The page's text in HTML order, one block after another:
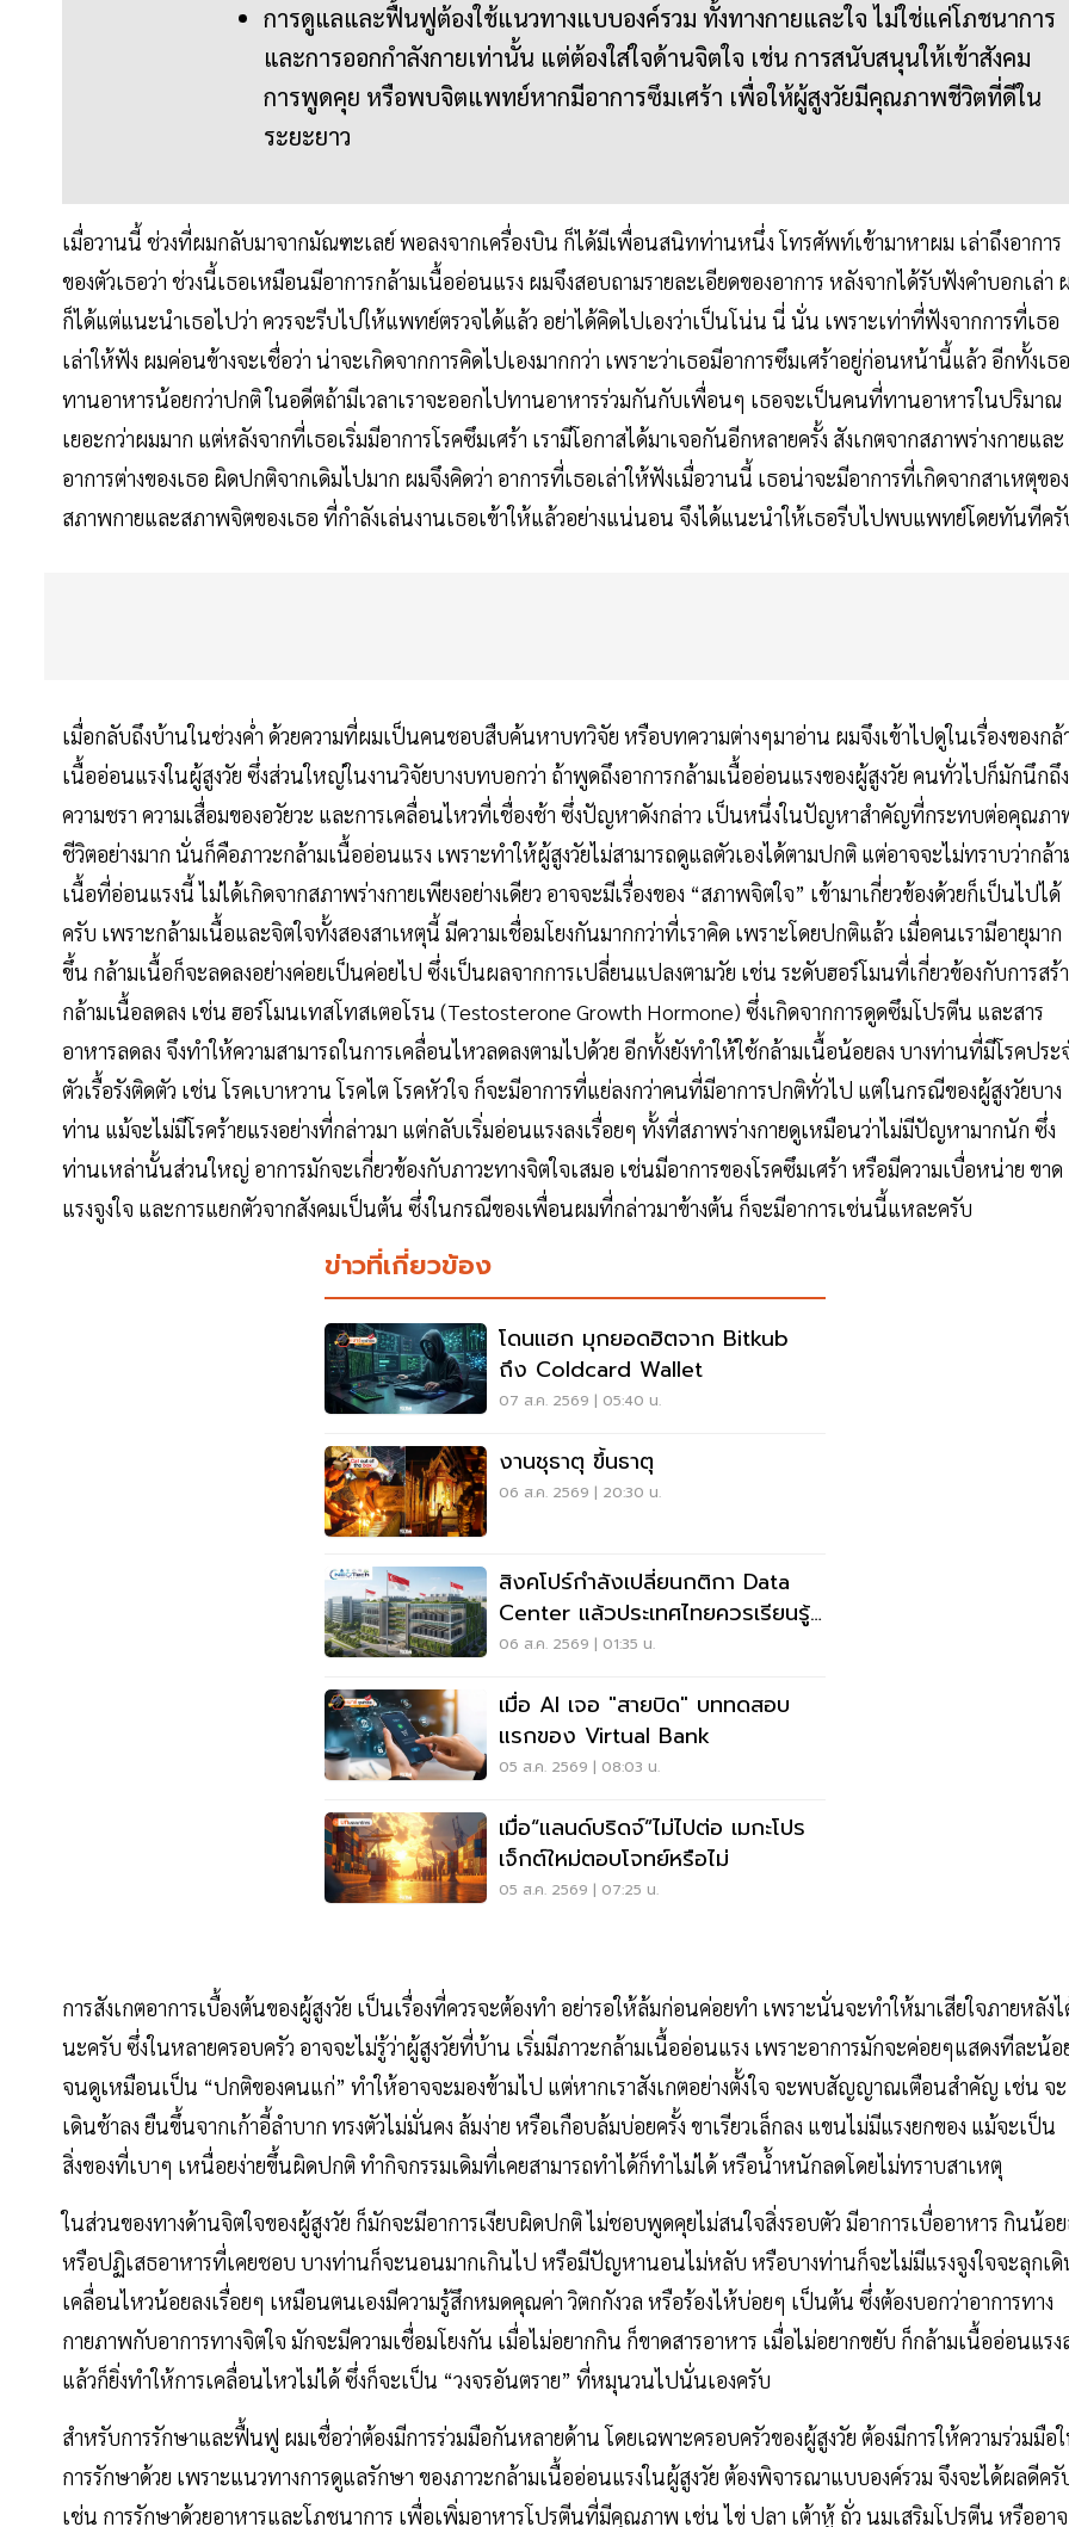
การดูแลและฟื้นฟูต้องใช้แนวทางแบบองค์รวม ทั้งทางกายและใจ ไม่ใช่แค่โภชนาการ
และการออกกำลังกายเท่านั้น แต่ต้องใส่ใจด้านจิตใจ เช่น การสนับสนุนให้เข้าสังคม
การพูดคุย หรือพบจิตแพทย์หากมีอาการซึมเศร้า เพื่อให้ผู้สูงวัยมีคุณภาพชีวิตที่ดีใน
ระยะยาว
เมื่อวานนี้ ช่วงที่ผมกลับมาจากมัณฑะเลย์ พอลงจากเครื่องบิน ก็ได้มีเพื่อนสนิทท่านหนึ่ง โทรศัพท์เข้ามาหาผม เล่าถึงอาการ
ของตัวเธอว่า ช่วงนี้เธอเหมือนมีอาการกล้ามเนื้ออ่อนแรง ผมจึงสอบถามรายละเอียดของอาการ หลังจากได้รับฟังคำบอกเล่า
ก็ได้แต่แนะนำเธอไปว่า ควรจะรีบไปให้แพทย์ตรวจได้แล้ว อย่าได้คิดไปเองว่าเป็นโน่น นี่ นั่น เพราะเท่าที่ฟังจากการที่เธอ
เล่าให้ฟัง ผมค่อนข้างจะเชื่อว่า น่าจะเกิดจากการคิดไปเองมากกว่า เพราะว่าเธอมีอาการซึมเศร้าอยู่ก่อนหน้านี้แล้ว อีกทั้งเธอ
ทานอาหารน้อยกว่าปกติ ในอดีตถ้ามีเวลาเราจะออกไปทานอาหารร่วมกันกับเพื่อนๆ เธอจะเป็นคนที่ทานอาหารในปริมาณ
เยอะกว่าผมมาก แต่หลังจากที่เธอเริ่มมีอาการโรคซึมเศร้า เรามีโอกาสได้มาเจอกันอีกหลายครั้ง สังเกตจากสภาพร่างกายและ
อาการต่างของเธอ ผิดปกติจากเดิมไปมาก ผมจึงคิดว่า อาการที่เธอเล่าให้ฟังเมื่อวานนี้ เธอน่าจะมีอาการที่เกิดจากสาเหตุของ
สภาพกายและสภาพจิตของเธอ ที่กำลังเล่นงานเธอเข้าให้แล้วอย่างแน่นอน จึงได้แนะนำให้เธอรีบไปพบแพทย์โดยทันทีค
เมื่อกลับถึงบ้านในช่วงค่ำ ด้วยความที่ผมเป็นคนชอบสืบค้นหาบทวิจัย หรือบทความต่างๆมาอ่าน ผมจึงเข้าไปดูในเรื่องของกล้
เนื้ออ่อนแรงในผู้สูงวัย ซึ่งส่วนใหญ่ในงานวิจัยบางบทบอกว่า ถ้าพูดถึงอาการกล้ามเนื้ออ่อนแรงของผู้สูงวัย คนทั่วไปก็มักนึกถึง
ความชรา ความเสื่อมของอวัยวะ และการเคลื่อนไหวที่เชื่องช้า ซึ่งปัญหาดังกล่าว เป็นหนึ่งในปัญหาสำคัญที่กระทบต่อคุณภ
ชีวิตอย่างมาก นั่นก็คือภาวะกล้ามเนื้ออ่อนแรง เพราะทำให้ผู้สูงวัยไม่สามารถดูแลตัวเองได้ตามปกติ แต่อาจจะไม่ทราบว่ากล้า
เนื้อที่อ่อนแรงนี้ ไม่ได้เกิดจากสภาพร่างกายเพียงอย่างเดียว อาจจะมีเรื่องของ “สภาพจิตใจ” เข้ามาเกี่ยวข้องด้วยก็เป็นไปได้
ครับ เพราะกล้ามเนื้อและจิตใจทั้งสองสาเหตุนี้ มีความเชื่อมโยงกันมากกว่าที่เราคิด เพราะโดยปกติแล้ว เมื่อคนเรามีอายุมาก
ขึ้น กล้ามเนื้อก็จะลดลงอย่างค่อยเป็นค่อยไป ซึ่งเป็นผลจากการเปลี่ยนแปลงตามวัย เช่น ระดับฮอร์โมนที่เกี่ยวข้องกับการสร้
กล้ามเนื้อลดลง เช่น ฮอร์โมนเทสโทสเตอโรน (Testosterone Growth Hormone) ซึ่งเกิดจากการดูดซึมโปรตีน และสาร
อาหารลดลง จึงทำให้ความสามารถในการเคลื่อนไหวลดลงตามไปด้วย อีกทั้งยังทำให้ใช้กล้ามเนื้อน้อยลง บางท่านที่มีโรคประ
ตัวเรื้อรังติดตัว เช่น โรคเบาหวาน โรคไต โรคหัวใจ ก็จะมีอาการที่แย่ลงกว่าคนที่มีอาการปกติทั่วไป แต่ในกรณีของผู้สูงวัยบาง
ท่าน แม้จะไม่มีโรคร้ายแรงอย่างที่กล่าวมา แต่กลับเริ่มอ่อนแรงลงเรื่อยๆ ทั้งที่สภาพร่างกายดูเหมือนว่าไม่มีปัญหามากนัก ซึ่ง
ท่านเหล่านั้นส่วนใหญ่ อาการมักจะเกี่ยวข้องกับภาวะทางจิตใจเสมอ เช่นมีอาการของโรคซึมเศร้า หรือมีความเบื่อหน่าย ขาด
แรงจูงใจ และการแยกตัวจากสังคมเป็นต้น ซึ่งในกรณีของเพื่อนผมที่กล่าวมาข้างต้น ก็จะมีอาการเช่นนี้แหละครับ
ข่าวที่เกี่ยวข้อง
โดนแฮก มุกยอดฮิตจาก Bitkub
ถึง Coldcard Wallet
07 ส.ค. 2569 | 05:40 น.
งานชุธาตุ ขึ้นธาตุ
06 ส.ค. 2569 | 20:30 น.
สิงคโปร์กำลังเปลี่ยนกติกา Data
Center แล้วประเทศไทยควรเรียนรู้
อะไร?
06 ส.ค. 2569 | 01:35 น.
เมื่อ AI เจอ "สายบิด" บททดสอบ
แรกของ Virtual Bank
05 ส.ค. 2569 | 08:03 น.
เมื่อ“แลนด์บริดจ์”ไม่ไปต่อ เมกะโปร
เจ็กต์ใหม่ตอบโจทย์หรือไม่
05 ส.ค. 2569 | 07:25 น.
การสังเกตอาการเบื้องต้นของผู้สูงวัย เป็นเรื่องที่ควรจะต้องทำ อย่ารอให้ล้มก่อนค่อยทำ เพราะนั่นจะทำให้มาเสียใจภายหลัง
นะครับ ซึ่งในหลายครอบครัว อาจจะไม่รู้ว่าผู้สูงวัยที่บ้าน เริ่มมีภาวะกล้ามเนื้ออ่อนแรง เพราะอาการมักจะค่อยๆแสดงทีละน้อ
จนดูเหมือนเป็น “ปกติของคนแก่” ทำให้อาจจะมองข้ามไป แต่หากเราสังเกตอย่างตั้งใจ จะพบสัญญาณเตือนสำคัญ เช่น จะ
เดินช้าลง ยืนขึ้นจากเก้าอี้ลำบาก ทรงตัวไม่มั่นคง ล้มง่าย หรือเกือบล้มบ่อยครั้ง ขาเรียวเล็กลง แขนไม่มีแรงยกของ แม้จะเป็น
สิ่งของที่เบาๆ เหนื่อยง่ายขึ้นผิดปกติ ทำกิจกรรมเดิมที่เคยสามารถทำได้ก็ทำไม่ได้ หรือน้ำหนักลดโดยไม่ทราบสาเหตุ
ในส่วนของทางด้านจิตใจของผู้สูงวัย ก็มักจะมีอาการเงียบผิดปกติ ไม่ชอบพูดคุยไม่สนใจสิ่งรอบตัว มีอาการเบื่ออาหาร กินน้อ
หรือปฏิเสธอาหารที่เคยชอบ บางท่านก็จะนอนมากเกินไป หรือมีปัญหานอนไม่หลับ หรือบางท่านก็จะไม่มีแรงจูงใจจะลุกเ
เคลื่อนไหวน้อยลงเรื่อยๆ เหมือนตนเองมีความรู้สึกหมดคุณค่า วิตกกังวล หรือร้องไห้บ่อยๆ เป็นต้น ซึ่งต้องบอกว่าอาการทาง
กายภาพกับอาการทางจิตใจ มักจะมีความเชื่อมโยงกัน เมื่อไม่อยากกิน ก็ขาดสารอาหาร เมื่อไม่อยากขยับ ก็กล้ามเนื้ออ่อนแรง
แล้วก็ยิ่งทำให้การเคลื่อนไหวไม่ได้ ซึ่งก็จะเป็น “วงจรอันตราย” ที่หมุนวนไปนั่นเองครับ
สำหรับการรักษาและฟื้นฟู ผมเชื่อว่าต้องมีการร่วมมือกันหลายด้าน โดยเฉพาะครอบครัวของผู้สูงวัย ต้องมีการให้ความร่วมมือ
การรักษาด้วย เพราะแนวทางการดูแลรักษา ของภาวะกล้ามเนื้ออ่อนแรงในผู้สูงวัย ต้องพิจารณาแบบองค์รวม จึงจะได้ผลดีครั
เช่น การรักษาด้วยอาหารและโภชนาการ เพื่อเพิ่มอาหารโปรตีนที่มีคุณภาพ เช่น ไข่ ปลา เต้าหู้ ถั่ว นมเสริมโปรตีน หรืออาจ